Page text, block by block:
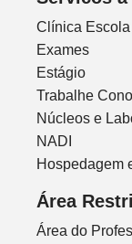
Clínica
Exames
Estágio
Trabalhe
Núcleos e
NADI
Hospedagem
Área
Área do